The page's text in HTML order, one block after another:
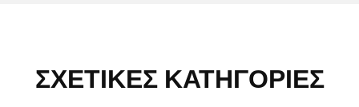
ΣΧΕΤΙΚΈΣ ΚΑΤΗΓΟΡΊΕΣ